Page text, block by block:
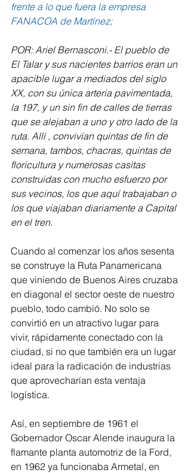
frente a lo que fuera la empresa
FANACOA de Martínez;
POR: Ariel Bernasconi.- El pueblo de
El Talar y sus nacientes barrios eran un
apacible lugar a mediados del siglo
XX, con su única arteria pavimentada,
la 197, y un sin fin de calles de tierras
que se alejaban a uno y otro lado de la
ruta. Allí , convivían quintas de fin de
semana, tambos, chacras, quintas de
floricultura y numerosas casitas
construidas con mucho esfuerzo por
sus vecinos, los que aquí trabajaban o
los que viajaban diariamente a Capital
en el tren.
Cuando al comenzar los años sesenta
se construye la Ruta Panamericana
que viniendo de Buenos Aires cruzaba
en diagonal el sector oeste de nuestro
pueblo, todo cambió. No solo se
convirtió en un atractivo lugar para
vivir, rápidamente conectado con la
ciudad, si no que también era un lugar
ideal para la radicación de industrias
que aprovecharían esta ventaja
logística.
Así, en septiembre de 1961 el
Gobernador Oscar Alende inaugura la
flamante planta automotriz de la Ford,
en 1962 ya funcionaba Armetal, en